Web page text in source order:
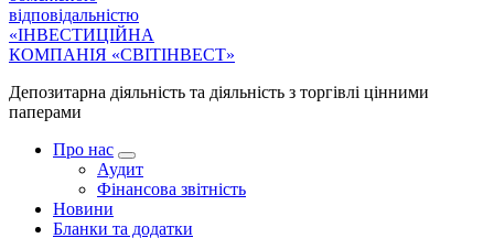
Депозитарна діяльність та діяльність з торгівлі цінними
паперами
Про нас
Аудит
Фінансова звітність
Новини
Бланки та додатки